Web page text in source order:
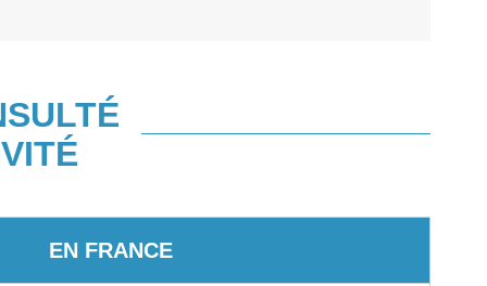
EN FRANCE